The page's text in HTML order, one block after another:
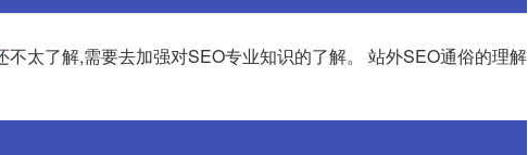
不太了解,需要去加强对SEO专业知识的了解。 站外SEO通俗的理解